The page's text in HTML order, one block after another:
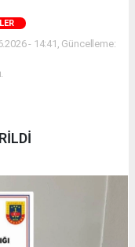
- 14:41, Güncelleme: